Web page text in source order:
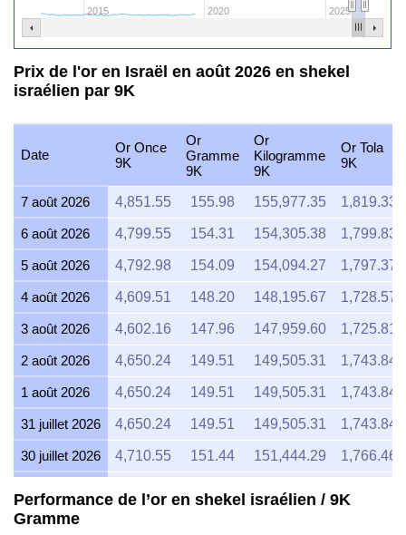
2015 2020 2025
Prix de l'or en Israël en août 2026 en shekel
israélien par 9K
Date
Or Once
9K
Or
Gramme
9K
Or
Kilogramme
9K
Or Tola
9K
7 août 2026 4,851.55 155.98 155,977.35 1,819.33
6 août 2026 4,799.55 154.31 154,305.38 1,799.83
5 août 2026 4,792.98 154.09 154,094.27 1,797.37
4 août 2026 4,609.51 148.20 148,195.67 1,728.57
3 août 2026 4,602.16 147.96 147,959.60 1,725.81
2 août 2026 4,650.24 149.51 149,505.31 1,743.84
1 août 2026 4,650.24 149.51 149,505.31 1,743.84
31 juillet 2026 4,650.24 149.51 149,505.31 1,743.84
30 juillet 2026 4,710.55 151.44 151,444.29 1,766.46
28 juillet 2026
Performance de l’or en shekel israélien / 9K
Gramme